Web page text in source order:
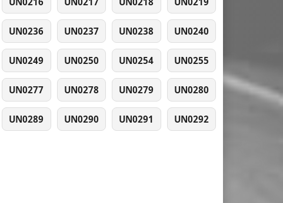
UN0236 UN0237 UN0238 UN0240
UN0249 UN0250 UN0254 UN0255
UN0277 UN0278 UN0279 UN0280
UN0289 UN0290 UN0291 UN0292